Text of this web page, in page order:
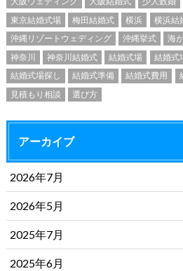
東京結婚式場
梅田結婚式 横浜 横浜結
沖縄リゾートウェディング
沖縄挙式 海
神奈川
神奈川結婚式 結婚式場 結婚式
結婚式場探し
結婚式準備 結婚式費用
見積もり相談
選び方
アーカイブ
2026年7月
2026年5月
2025年7月
2025年6月